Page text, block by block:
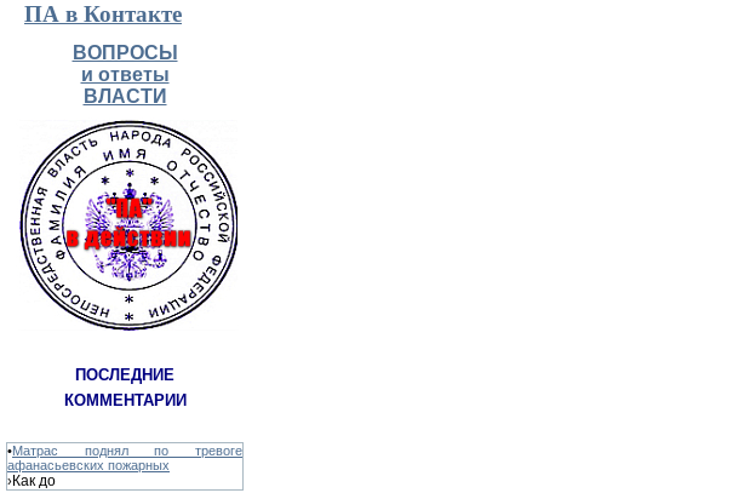
ПА в Контакте
ВОПРОСЫ
и ответы
ВЛАСТИ
ПОСЛЕДНИЕ
КОММЕНТАРИИ
•Матрас поднял по тревоге
афанасьевских пожарных
›Как до